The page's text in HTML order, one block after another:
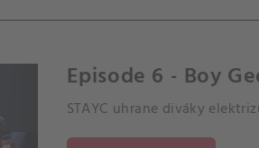
Episode 6 - Boy
STAYC uhrane diváky